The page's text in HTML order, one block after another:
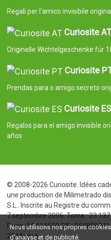
Regali per l'amico invisibile
Curiosite AT
Originelle Wichtelgeschenke für
Curiosite
Prendas para o amigo secreto
Curiosite ES
Regalos para el amigo invisible
años
© 2008-2026 Curiosite. Idées
une production de Milimetrado
S.L.. Inscrite au Registre du
7 septembre 2006. Tome :
Page : M-414659 CIF :
28 Madrid
Nous utilisons nos propres
d'analyse et de publicité.